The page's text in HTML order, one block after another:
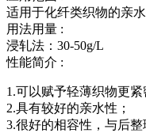
适用于化纤类织物的亲
用法用量 :
浸轧法：30-50g/L
性能简介 :
1.可以赋予轻薄织物更
2.具有较好的亲水性；
3.很好的相容性，与后整